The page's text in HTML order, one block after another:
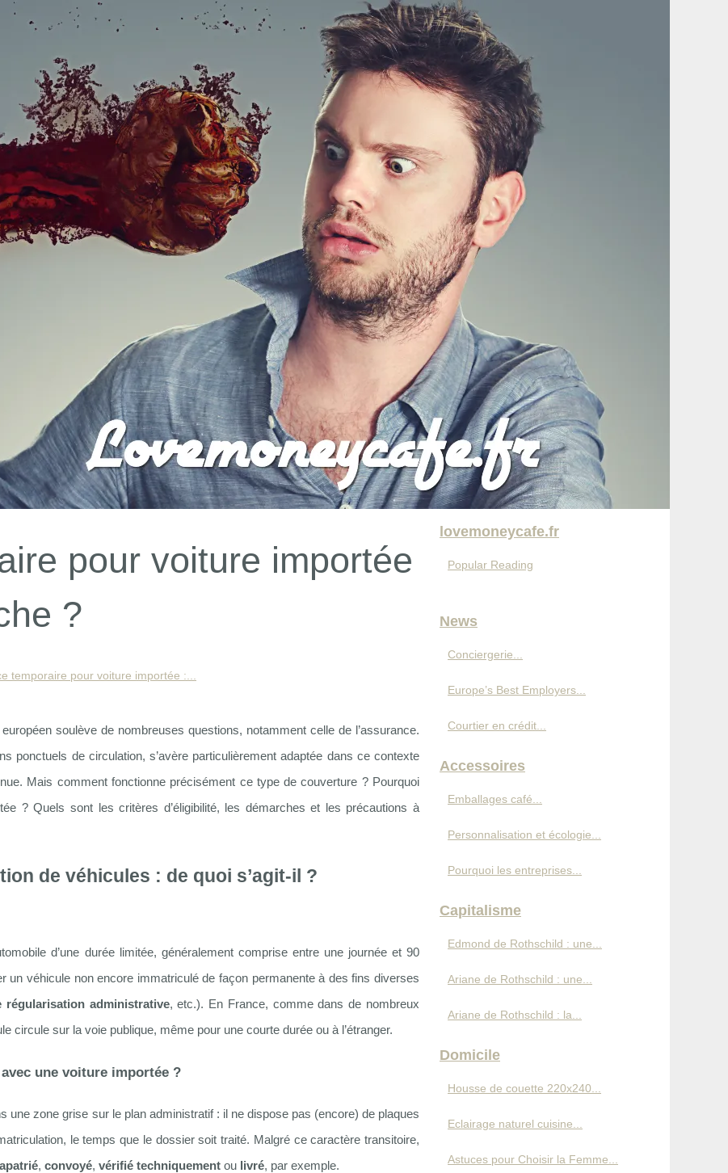
pour voiture importée
?
temporaire pour voiture importée :...
soulève de nombreuses questions, notamment celle de l’assurance.
ponctuels de circulation, s’avère particulièrement adaptée dans ce contexte
Mais comment fonctionne précisément ce type de couverture ? Pourquoi
? Quels sont les critères d’éligibilité, les démarches et les précautions à
de véhicules : de quoi s’agit-il ?
d’une durée limitée, généralement comprise entre une journée et 90
un véhicule non encore immatriculé de façon permanente à des fins diverses
régularisation administrative, etc.). En France, comme dans de nombreux
circule sur la voie publique, même pour une courte durée ou à l’étranger.
une voiture importée ?
une zone grise sur le plan administratif : il ne dispose pas (encore) de plaques
le temps que le dossier soit traité. Malgré ce caractère transitoire,
, convoyé, vérifié techniquement ou livré, par exemple.
lovemoneycafe.fr
Popular Reading
News
Conciergerie...
Europe’s Best Employers...
Courtier en crédit...
Accessoires
Emballages café...
Personnalisation et écologie...
Pourquoi les entreprises...
Capitalisme
Edmond de Rothschild : une...
Ariane de Rothschild : une...
Ariane de Rothschild : la...
Domicile
Housse de couette 220x240...
Eclairage naturel cuisine...
Astuces pour Choisir la Femme...